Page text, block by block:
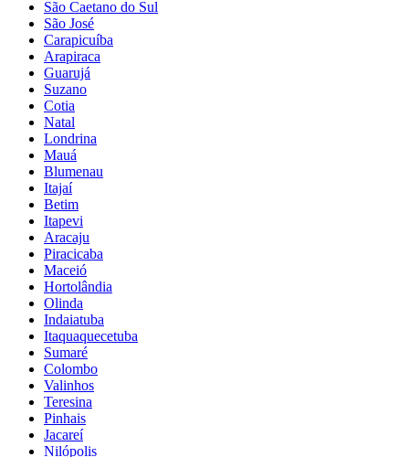
São Caetano do Sul
São José
Carapicuíba
Arapiraca
Guarujá
Suzano
Cotia
Natal
Londrina
Mauá
Blumenau
Itajaí
Betim
Itapevi
Aracaju
Piracicaba
Maceió
Hortolândia
Olinda
Indaiatuba
Itaquaquecetuba
Sumaré
Colombo
Valinhos
Teresina
Pinhais
Jacareí
Nilópolis